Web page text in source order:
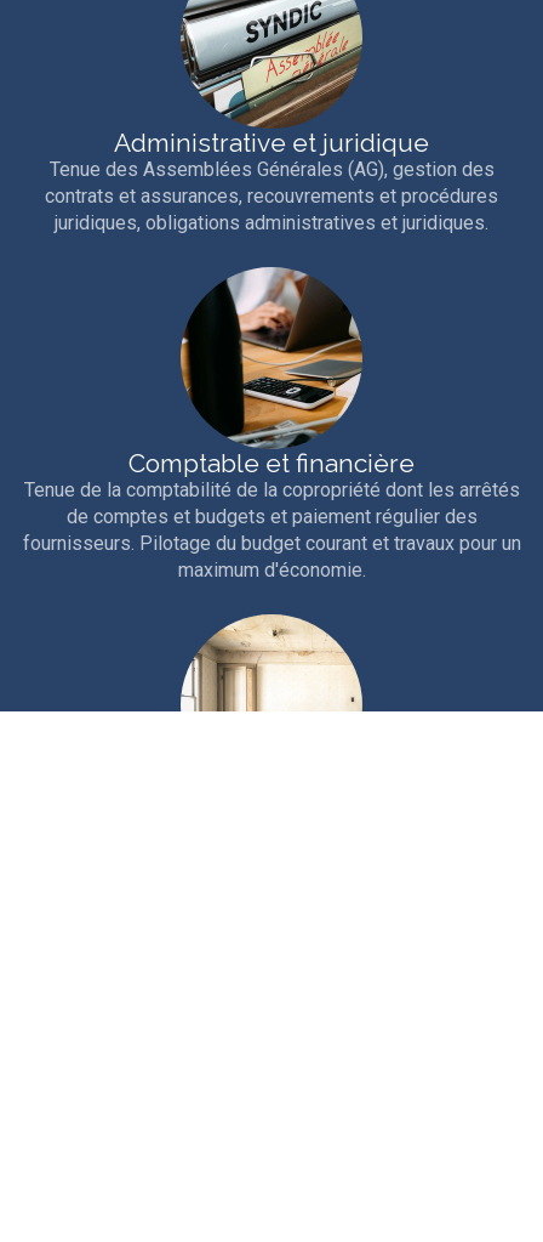
Administrative et juridique
Tenue des Assemblées Générales (AG), gestion des
contrats et assurances, recouvrements et procédures
juridiques, obligations administratives et juridiques.
Comptable et financière
Tenue de la comptabilité de la copropriété dont les arrêtés
de comptes et budgets et paiement régulier des
fournisseurs. Pilotage du budget courant et travaux pour un
maximum d'économie.